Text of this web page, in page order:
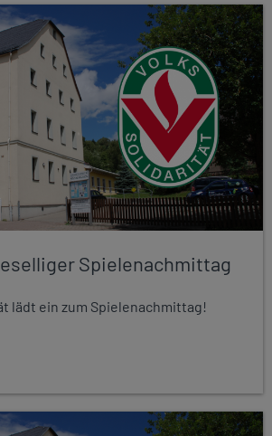
Spielenachmittag
lädt ein zum Spielenachmittag!